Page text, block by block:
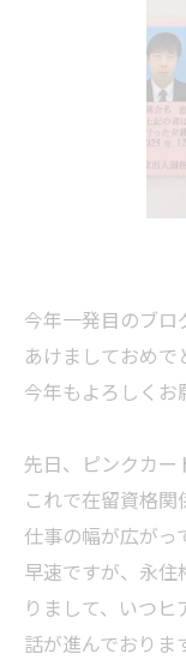
今年一発目のブロ
あけましておめで
今年もよろしくお
先日、ピンクカー
これで在留資格関
仕事の幅が広がっ
早速ですが、永
りまして、いつ
話が進んでおりま